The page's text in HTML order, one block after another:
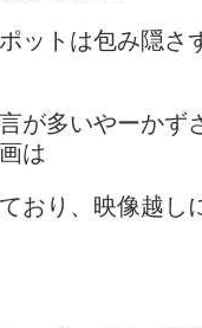
ットは包み隠さ
が多いやーかず
は
おり、映像越し